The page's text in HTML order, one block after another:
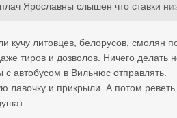
Ярославны слышен что ставки
видел водителя из известной на
компания по всем вопроса
так вот водитель был на очень
верю в сказки про наследство выйг
от правительства нашёл украл
кучу литовцев, белорусов, смолян
тиров и дозволов. Ничего делать
с автобусом в Вильнюс отправлять.
лавочку и прикрыли. А потом реветь